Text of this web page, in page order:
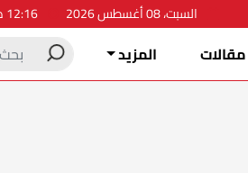
السبت، 08 أغسطس 2026
مقالات المزيد